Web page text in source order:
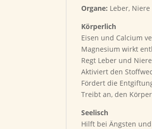
Organe: Leber, Niere
Körperlich
Eisen und Calcium
Magnesium wirkt
Regt Leber und
Aktiviert den
Fördert die
Treibt an, den
Seelisch
Hilft bei Ängsten